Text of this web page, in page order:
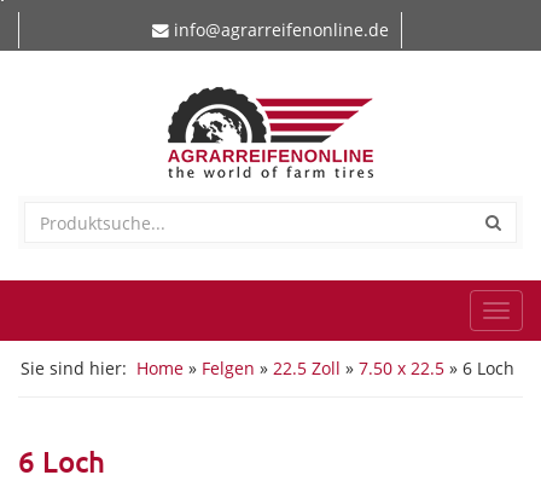
info@agrarreifenonline.de
Sie sind hier: Home » Felgen » 22.5 Zoll » 7.50 x 22.5 » 6 Loch
6 Loch